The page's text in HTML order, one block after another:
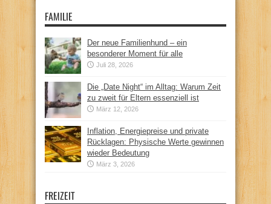
FAMILIE
Der neue Familienhund – ein
besonderer Moment für alle
Juli 28, 2026
Die „Date Night“ im Alltag: Warum Zeit
zu zweit für Eltern essenziell ist
März 12, 2026
Inflation, Energiepreise und private
Rücklagen: Physische Werte gewinnen
wieder Bedeutung
März 3, 2026
FREIZEIT